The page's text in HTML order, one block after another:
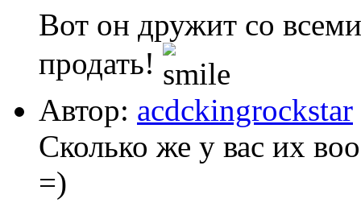
Вот он дружит со
продать!
Автор: acdckingrockstar
Сколько же у вас их
=)